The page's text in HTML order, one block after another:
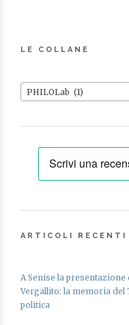
LE COLLANE
PHILOLab (1)
ARTICOLI RECENTI
A Senise la presentazione
Vergallito: la memoria del
politica